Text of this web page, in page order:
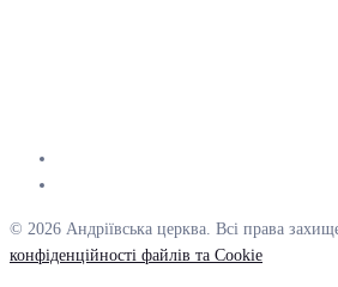
© 2026 Андріївська церква. Всі права
конфіденційності файлів та Cookie